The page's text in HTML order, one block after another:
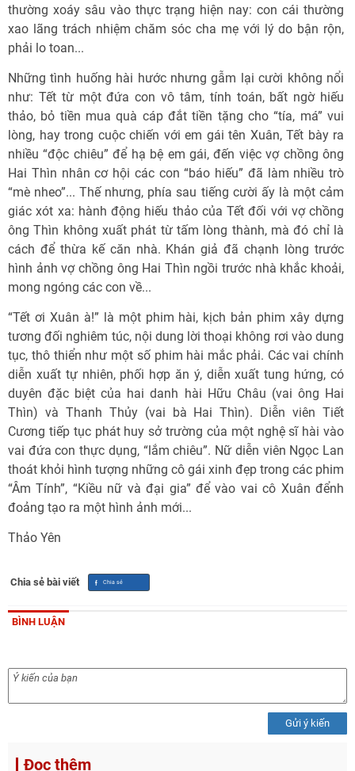
thường xoáy sâu vào thực trạng hiện nay: con cái thường
xao lãng trách nhiệm chăm sóc cha mẹ với lý do bận rộn,
phải lo toan...
Những tình huống hài hước nhưng gẫm lại cười không nổi
như: Tết từ một đứa con vô tâm, tính toán, bất ngờ hiếu
thảo, bỏ tiền mua quà cáp đắt tiền tặng cho “tía, má” vui
lòng, hay trong cuộc chiến với em gái tên Xuân, Tết bày ra
nhiều “độc chiêu” để hạ bệ em gái, đến việc vợ chồng ông
Hai Thìn nhân cơ hội các con “báo hiếu” đã làm nhiều trò
“mè nheo”... Thế nhưng, phía sau tiếng cười ấy là một cảm
giác xót xa: hành động hiếu thảo của Tết đối với vợ chồng
ông Thìn không xuất phát từ tấm lòng thành, mà đó chỉ là
cách để thừa kế căn nhà. Khán giả đã chạnh lòng trước
hình ảnh vợ chồng ông Hai Thìn ngồi trước nhà khắc khoải,
mong ngóng các con về...
“Tết ơi Xuân à!” là một phim hài, kịch bản phim xây dựng
tương đối nghiêm túc, nội dung lời thoại không rơi vào dung
tục, thô thiển như một số phim hài mắc phải. Các vai chính
diễn xuất tự nhiên, phối hợp ăn ý, diễn xuất tung hứng, có
duyên đặc biệt của hai danh hài Hữu Châu (vai ông Hai
Thìn) và Thanh Thủy (vai bà Hai Thìn). Diễn viên Tiết
Cương tiếp tục phát huy sở trường của một nghệ sĩ hài vào
vai đứa con thực dụng, “lắm chiêu”. Nữ diễn viên Ngọc Lan
thoát khỏi hình tượng những cô gái xinh đẹp trong các phim
“Âm Tính”, “Kiều nữ và đại gia” để vào vai cô Xuân đểnh
đoảng tạo ra một hình ảnh mới...
Thảo Yên
Chia sẻ bài viết
BÌNH LUẬN
Gửi ý kiến
Đọc thêm